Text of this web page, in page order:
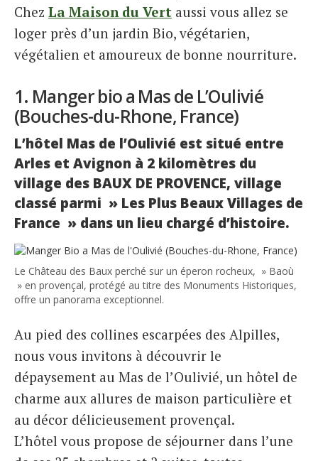
Chez La Maison du Vert aussi vous allez se
loger près d’un jardin Bio, végétarien,
végétalien et amoureux de bonne nourriture.
1. Manger bio a Mas de L’Oulivié
(Bouches-du-Rhone, France)
L’hôtel Mas de l’Oulivié est situé entre
Arles et Avignon à 2 kilomètres du
village des BAUX DE PROVENCE, village
classé parmi » Les Plus Beaux Villages de
France » dans un lieu chargé d’histoire.
Le Château des Baux perché sur un éperon rocheux, » Baoù
» en provençal, protégé au titre des Monuments Historiques,
offre un panorama exceptionnel.
Au pied des collines escarpées des Alpilles,
nous vous invitons à découvrir le
dépaysement au Mas de l’Oulivié, un hôtel de
charme aux allures de maison particulière et
au décor délicieusement provençal.
L’hôtel vous propose de séjourner dans l’une